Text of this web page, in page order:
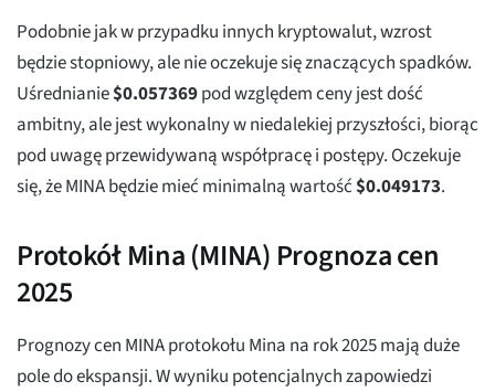
Podobnie jak w przypadku innych kryptowalut, wzrost
będzie stopniowy, ale nie oczekuje się znaczących spadków.
Uśrednianie$0.057369pod względem ceny jest dość
ambitny, ale jest wykonalny w niedalekiej przyszłości, biorąc
pod uwagę przewidywaną współpracę i postępy. Oczekuje
się, że MINA będzie mieć minimalną wartość$0.049173.
Protokół Mina (MINA) Prognoza cen
2025
Prognozy cen MINA protokołu Mina na rok 2025 mają duże
pole do ekspansji. W wyniku potencjalnych zapowiedzi